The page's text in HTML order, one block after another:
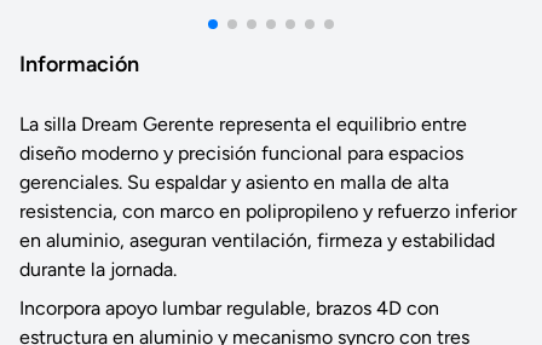
Información
La silla Dream Gerente representa el equilibrio entre
diseño moderno y precisión funcional para espacios
gerenciales. Su espaldar y asiento en malla de alta
resistencia, con marco en polipropileno y refuerzo inferior
en aluminio, aseguran ventilación, firmeza y estabilidad
durante la jornada.
Incorpora apoyo lumbar regulable, brazos 4D con
estructura en aluminio y mecanismo syncro con tres